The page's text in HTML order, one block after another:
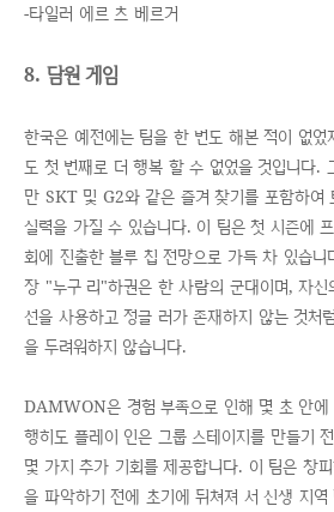
-타일러 에르 츠 베르거
8. 담원 게임
한국은 예전에는 팀을 한 번도 해본 적이 없
도 첫 번째로 더 행복 할 수 없었을 것입니다.
만 SKT 및 G2와 같은 즐겨 찾기를 포함하여
실력을 가질 수 있습니다. 이 팀은 첫 시즌에
회에 진출한 블루 칩 전망으로 가득 차 있습
장 "누구 리"하권은 한 사람의 군대이며, 자신
선을 사용하고 정글 러가 존재하지 않는 것처
을 두려워하지 않습니다.
DAMWON은 경험 부족으로 인해 몇 초 안에
행히도 플레이 인은 그룹 스테이지를 만들기
몇 가지 추가 기회를 제공합니다. 이 팀은 창
을 파악하기 전에 초기에 뒤쳐져 서 신생 지